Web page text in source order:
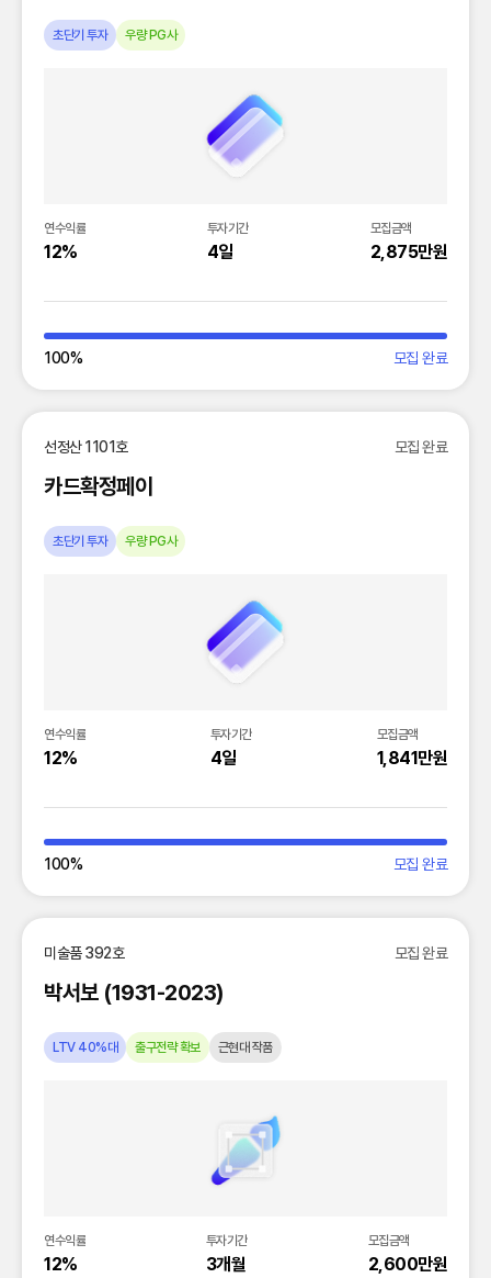
초단기 투자 우량 PG사
연수익률
12%
투자기간
4일
모집금액
2,875만원
100% 모집 완료
선정산 1101호 모집 완료
카드확정페이
초단기 투자 우량 PG사
연수익률
12%
투자기간
4일
모집금액
1,841만원
100% 모집 완료
미술품 392호 모집 완료
박서보 (1931-2023)
LTV 40%대 출구전략 확보 근현대 작품
연수익률
12%
투자기간
3개월
모집금액
2,600만원